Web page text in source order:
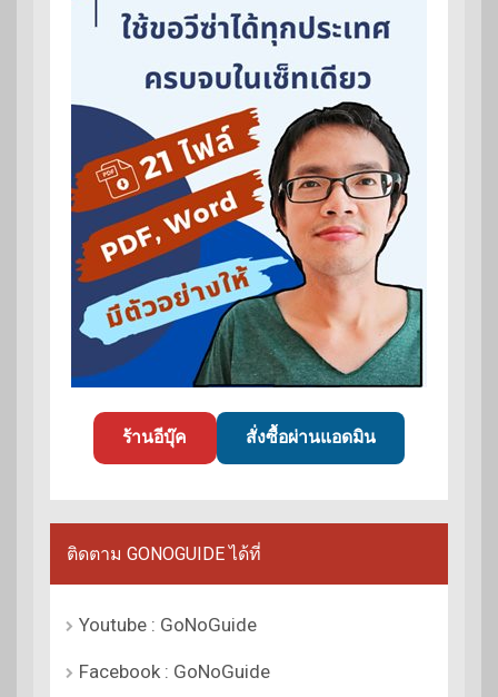
ร้านอีบุ๊ค สั่งซื้อผ่านแอดมิน
ติดตาม GONOGUIDE ได้ที่
Youtube : GoNoGuide
Facebook : GoNoGuide